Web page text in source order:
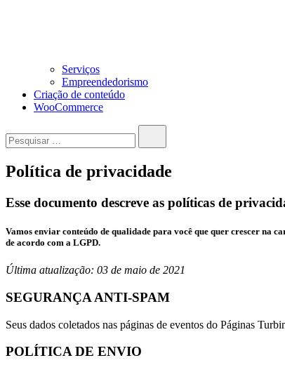
Serviços
Empreendedorismo
Criação de conteúdo
WooCommerce
Política de privacidade
Esse documento descreve as políticas de
Vamos enviar conteúdo de qualidade para você que quer crescer na
de acordo com a LGPD.
Última atualização: 03 de maio de 2021
SEGURANÇA ANTI-SPAM
Seus dados coletados nas páginas de eventos do Páginas
POLÍTICA DE ENVIO